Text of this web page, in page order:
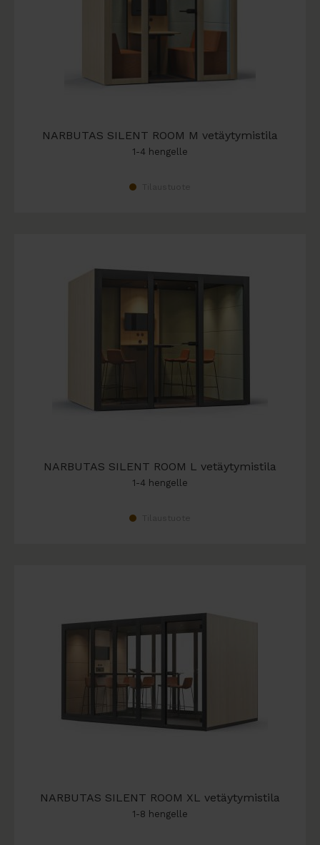
NARBUTAS SILENT ROOM M vetäytymistila
1-4 hengelle
NARBUTAS SILENT ROOM L vetäytymistila
1-4 hengelle
NARBUTAS SILENT ROOM XL vetäytymistila
1-8 hengelle